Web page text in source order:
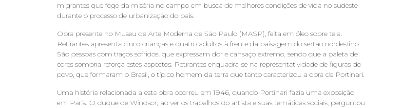
migrantes que foge da miséria no campo em busca de melhores condições de vida no sudeste
durante o processo de urbanização do país.
Obra presente no Museu de Arte Moderna de São Paulo (MASP), feita em óleo sobre tela.
Retirantes apresenta cinco crianças e quatro adultos à frente da paisagem do sertão nordestino.
São pessoas com traços sofridos, que expressam dor e cansaço extremo, sendo que a paleta de
cores sombria reforça estes aspectos. Retirantes enquadra-se na representatividade de figuras do
povo, que formaram o Brasil, o típico homem da terra que tanto caracterizou a obra de Portinari.
Uma história relacionada a esta obra ocorreu em 1946, quando Portinari fazia uma exposição
em Paris. O duque de Windsor, ao ver os trabalhos do artista e suas temáticas sociais, perguntou